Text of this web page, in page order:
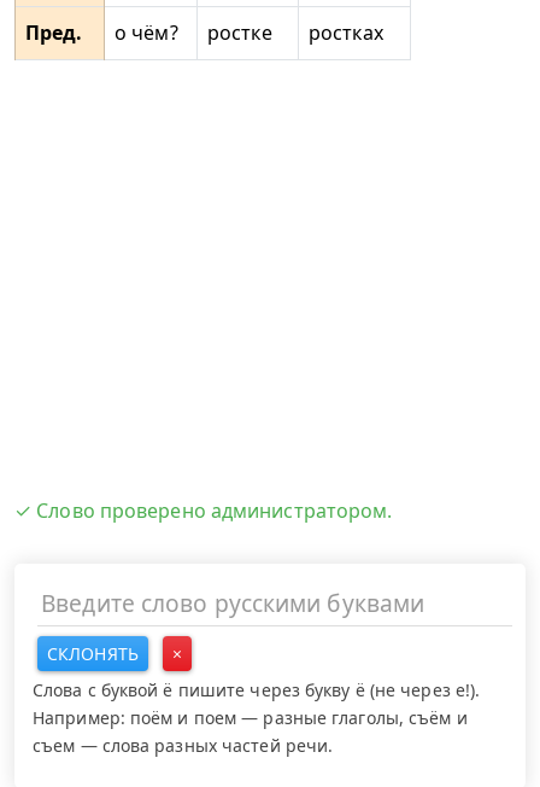
Пред.
о чём? ростке ростках
✓ Слово проверено администратором.
СКЛОНЯТЬ
×
Слова с буквой ё пишите через букву ё (не через е!).
Например: поём и поем — разные глаголы, съём и
съем — слова разных частей речи.